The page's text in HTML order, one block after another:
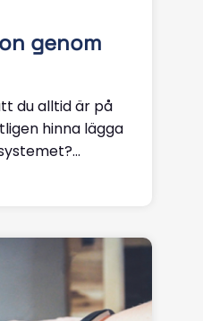
genom
du alltid är på
hinna lägga